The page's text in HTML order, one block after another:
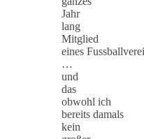
Jahr
lang
Mitglied
eines
…
und
das
obwohl ich
bereits damals
kein